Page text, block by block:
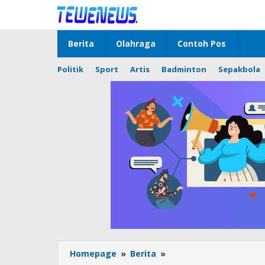
konten
Berita Olahraga Contoh Pos
Politik Sport Artis Badminton Sepakbola
Homepage » Berita »